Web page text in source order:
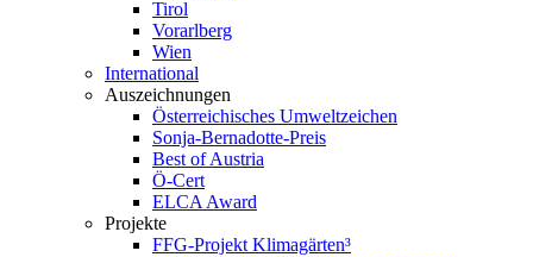
Tirol
Vorarlberg
Wien
International
Auszeichnungen
Österreichisches Umweltzeichen
Sonja-Bernadotte-Preis
Best of Austria
Ö-Cert
ELCA Award
Projekte
FFG-Projekt Klimagärten³